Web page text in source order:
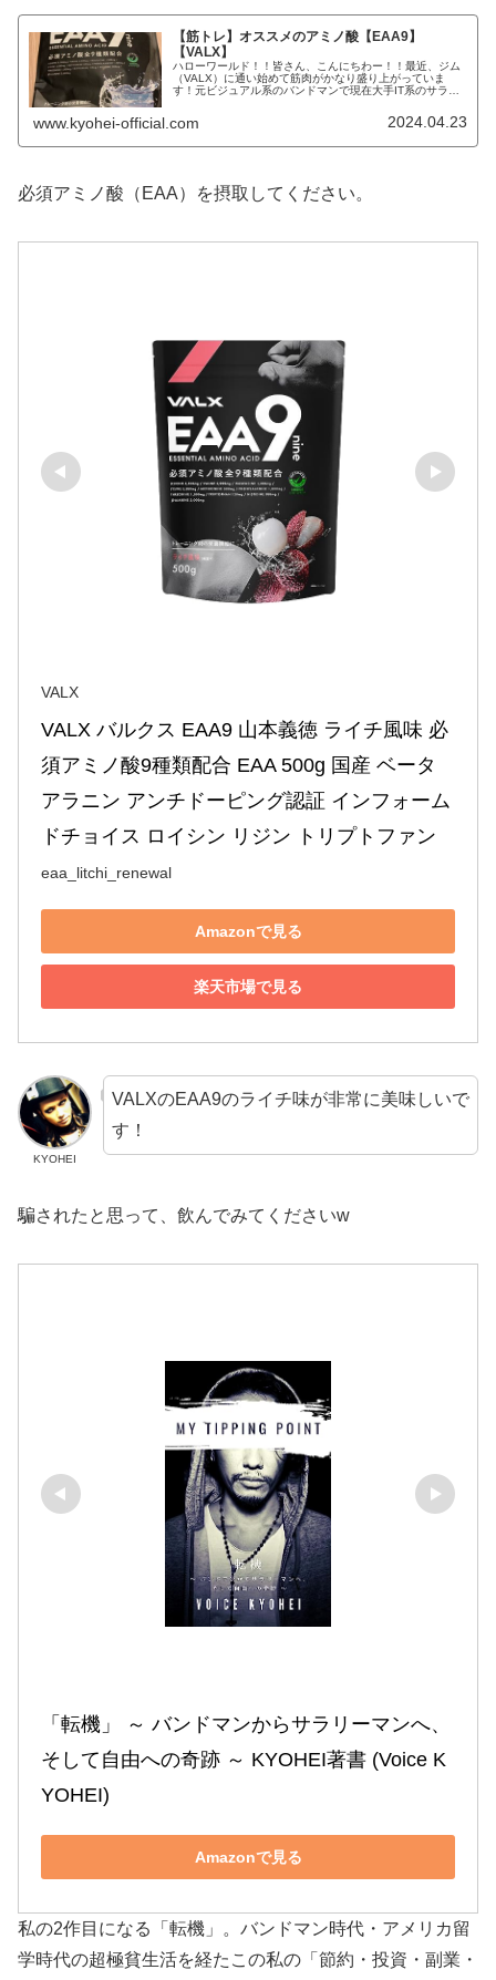
【筋トレ】オススメのアミノ酸【EAA9】
【VALX】
ハローワールド！！皆さん、こんにちわー！！最近、ジム
（VALX）に通い始めて筋肉がかなり盛り上がっていま
す！元ビジュアル系のバンドマンで現在大手IT系のサラリ
www.kyohei-official.com 2024.04.23
必須アミノ酸（EAA）を摂取してください。
VALX
VALX バルクス EAA9 山本義徳 ライチ風味 必
須アミノ酸9種類配合 EAA 500g 国産 ベータ
アラニン アンチドーピング認証 インフォーム
ドチョイス ロイシン リジン トリプトファン
eaa_litchi_renewal
Amazonで見る
楽天市場で見る
KYOHEI
VALXのEAA9のライチ味が非常に美味しいで
す！
騙されたと思って、飲んでみてくださいw
「転機」 ～ バンドマンからサラリーマンへ、
そして自由への奇跡 ～ KYOHEI著書 (Voice K
YOHEI)
Amazonで見る
私の2作目になる「転機」。バンドマン時代・アメリカ留
学時代の超極貧生活を経たこの私の「節約・投資・副業・